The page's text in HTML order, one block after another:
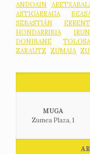
ANDOAIN
ASTIGARRAGA·
SEBASTIÁN
HONDARRIBIA· IRUN
DONIBANE ·
ZARAUTZ ZUMAIA·
MUGA
Zumea Plaza, 1